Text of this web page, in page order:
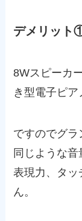
デメリット
8Wスピーカ
き型電子ピア
ですのでグラ
同じような
表現力、タッ
ん。